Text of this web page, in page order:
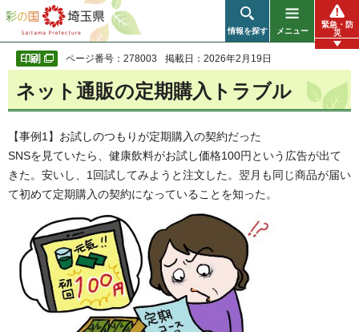
彩の国 埼玉県
情報を探す メニュー
緊急・防
災
ページ番号：278003 掲載日：2026年2月19日
ネット通販の定期購入トラブル
【事例1】お試しのつもりが定期購入の契約だった
SNSを見ていたら、健康飲料がお試し価格100円という広告が出て
きた。安いし、1回試してみようと注文した。翌月も同じ商品が届い
て初めて定期購入の契約になっていることを知った。